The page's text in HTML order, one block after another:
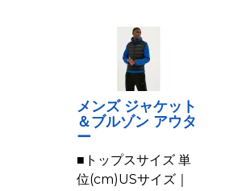
メンズ ジャケット
＆ブルゾン アウタ
ー
■トップスサイズ 単
位(cm)USサイズ｜